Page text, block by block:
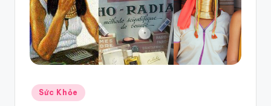
Posted
in
Sức Khỏe